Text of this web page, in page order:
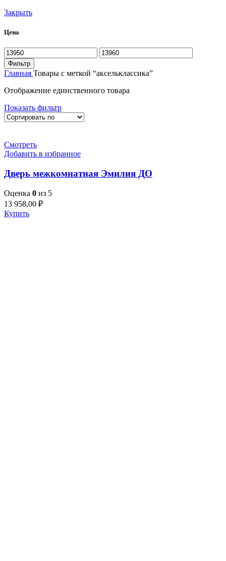
Закрыть
Цена
Минимальная
цена
Максимальная
цена
Фильтр
Главная Товары с меткой “аксельклассика”
Отображение единственного товара
Показать фильтр
Смотреть
Добавить в избранное
Дверь межкомнатная Эмилия ДО
Оценка 0 из 5
13 958,00 ₽
Купить